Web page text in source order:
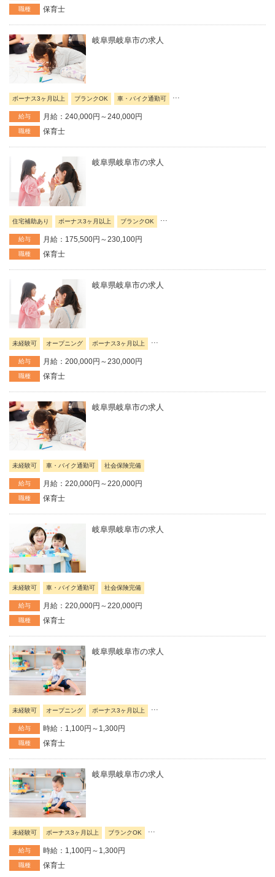
職種 保育士
岐阜県岐阜市の求人
ボーナス3ヶ月以上 ブランクOK 車・バイク通勤可 ...
給与 月給：240,000円～240,000円
職種 保育士
岐阜県岐阜市の求人
住宅補助あり ボーナス3ヶ月以上 ブランクOK
給与 月給：175,500円～230,100円
職種 保育士
岐阜県岐阜市の求人
未経験可 オープニング ボーナス3ヶ月以上
給与 月給：200,000円～230,000円
職種 保育士
岐阜県岐阜市の求人
未経験可 車・バイク通勤可 社会保険完備
給与 月給：220,000円～220,000円
職種 保育士
岐阜県岐阜市の求人
未経験可 車・バイク通勤可 社会保険完備
給与 月給：220,000円～220,000円
職種 保育士
岐阜県岐阜市の求人
未経験可 オープニング ボーナス3ヶ月以上
給与 時給：1,100円～1,300円
職種 保育士
岐阜県岐阜市の求人
未経験可 ボーナス3ヶ月以上 ブランクOK
給与 時給：1,100円～1,300円
職種 保育士